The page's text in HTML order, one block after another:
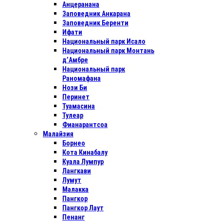
Анцеранана
Заповедник Анкарана
Заповедник Беренти
Ифати
Национальный парк Исало
Национальный парк Монтань
д’Амбре
Национальный парк
Раномафана
Нози Би
Перинет
Туамасина
Тулеар
Фианарантсоа
Малайзия
Борнео
Кота Кинабалу
Куала Лумпур
Лангкави
Лумут
Малакка
Пангкор
Пангкор Лаут
Пенанг